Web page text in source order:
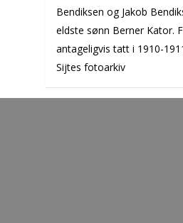
Bendiksen og Jakob
eldste sønn Berner Kator.
antageligvis tatt i 1910-
Sijtes fotoarkiv